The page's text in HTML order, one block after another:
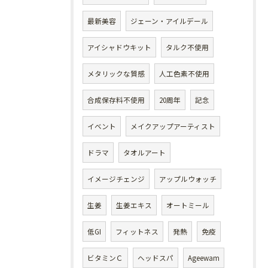
最新美容 ジェーン・アイルデール
アイシャドウキット タルク不使用
メタリックな質感 人工色素不使用
合成保存料不使用 20周年 記念
イベント メイクアップアーティスト
ドラマ タオルアート
イメージチェンジ アップルウォッチ
生姜 生姜エキス オートミール
低GI フィットネス 発熱 免疫
ビタミンＣ ヘッドスパ Ageewam